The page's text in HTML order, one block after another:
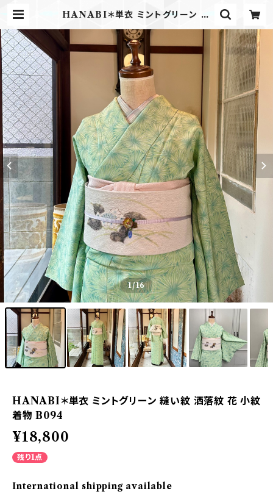
HANABI＊単衣 ミントグリーン 縫
mono tento
1/16
HANABI＊単衣 ミントグリーン 縫い紋 洒落紋 花 小紋
着物 B094
¥18,800
残り1点
International shipping available